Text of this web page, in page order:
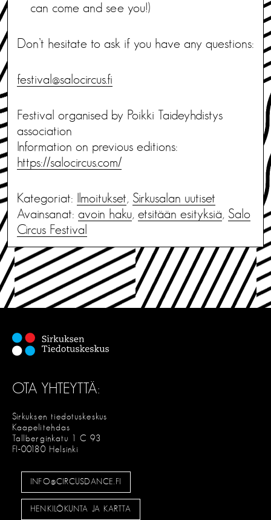
can come and see you!)
Don’t hesitate to ask if you have any questions:
festival@salocircus.fi
Festival organised by Poikki Taideyhdistys
association
Information on previous editions:
https://salocircus.com/
Kategoriat: Ilmoitukset, Sirkusalan uutiset
Avainsanat: avoin haku, etsitään esityksiä, Salo
Circus Festival
OTA YHTEYTTÄ:
Sirkuksen tiedotuskeskus
Kaapelitehdas
Tallberginkatu 1 C 93
FI-00180 Helsinki
INFO@CIRCUSDANCE.FI
HENKILÖKUNTA JA KARTTA